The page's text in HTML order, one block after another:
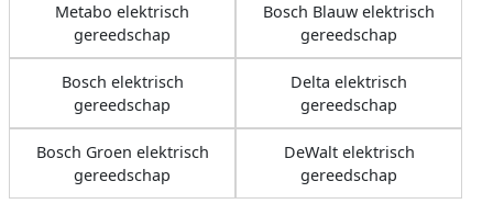
Metabo elektrisch
gereedschap
Bosch Blauw elektrisch
gereedschap
Bosch elektrisch
gereedschap
Delta elektrisch
gereedschap
Bosch Groen elektrisch
gereedschap
DeWalt elektrisch
gereedschap